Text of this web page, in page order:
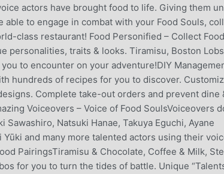
actors have brought food to life. Giving them
able to engage in combat with your Food Souls,
class restaurant! Food Personified – Collect Food
personalities, traits & looks. Tiramisu, Boston
to encounter on your adventure!DIY
hundreds of recipes for you to discover.
Complete take-out orders and prevent dine
Voiceovers – Voice of Food SoulsVoiceovers
Natsuki Hanae, Takuya Eguchi, Ayane
Yūki and many more talented actors using their
PairingsTiramisu & Chocolate, Coffee & Milk,
for you to turn the tides of battle. Unique